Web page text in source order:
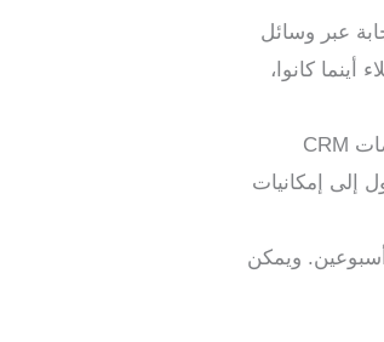
عبر وسائل
كانوا،
كما أنها تمكّن الشركات من استخدام أدوات متطورة دون الحاجة إلى استثمارات ضخمة — على سبيل المثال، منصات CRM
إلى إمكانيات
ويمكن